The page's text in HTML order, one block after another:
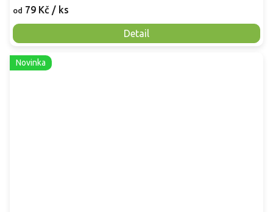
od 79 Kč / ks
Detail
Novinka